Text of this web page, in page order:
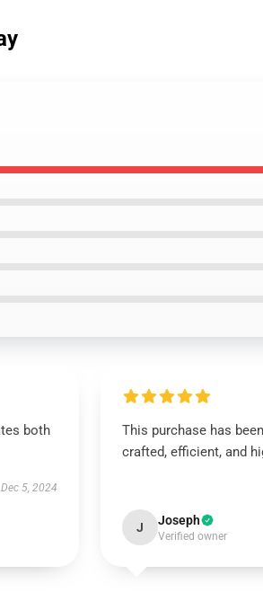
both
Dec 5, 2024
This purchase has
crafted, efficient, and
J Joseph
Verified owner